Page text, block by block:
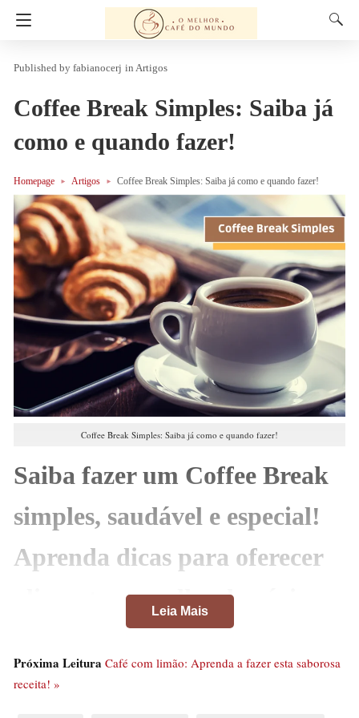
fabianocerj in Artigos
Coffee Break Simples: Saiba já
como e quando fazer!
Homepage Artigos Coffee Break Simples: Saiba já como e quando fazer!
Coffee Break Simples: Saiba já como e quando fazer!
Saiba fazer um Coffee Break
simples, saudável e especial!
Aprenda dicas para oferecer
alimentos, escolher horários e
O coffee break é um momento importante em eventos
Leia Mais
Próxima Leitura Café com limão: Aprenda a fazer esta saborosa
receita! »